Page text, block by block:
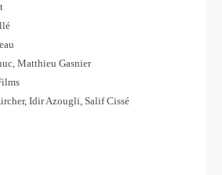
Matthieu Gasnier
Idir Azougli, Salif Cissé